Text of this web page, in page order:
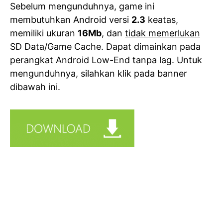
Sebelum mengunduhnya, game ini
membutuhkan Android versi 2.3 keatas,
memiliki ukuran 16Mb, dan tidak memerlukan
SD Data/Game Cache. Dapat dimainkan pada
perangkat Android Low-End tanpa lag. Untuk
mengunduhnya, silahkan klik pada banner
dibawah ini.